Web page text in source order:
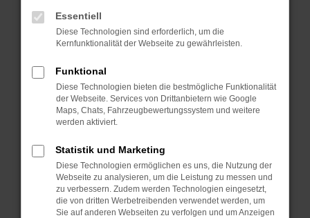
können das Laden bestimmter Seiten
verhindern. Funktioniert die Seite in einem
anderen Browser oder in einem privaten
Starte dein Gerät neu.
Das kann manchmal helfen, vorübergehende
Probleme zu beheben.
Betriebssystem auf dem neuesten Stand
sind.
Veraltete Software birgt nicht nur ein
Sicherheitsrisiko, sondern kann auch dazu
führen, dass bestimmte Funktionen nicht mehr
Essentiell
Diese Technologien sind erforderlich, um die
Kernfunktionalität der Webseite zu gewährleisten.
Funktional
Diese Technologien bieten die bestmögliche Funktionalität
der Webseite. Services von Drittanbietern wie Google
Maps, Chats, Fahrzeugbewertungssystem und weitere
werden aktiviert.
Statistik und Marketing
Diese Technologien ermöglichen es uns, die Nutzung der
Webseite zu analysieren, um die Leistung zu messen und
zu verbessern. Zudem werden Technologien eingesetzt,
die von dritten Werbetreibenden verwendet werden, um
Sie auf anderen Webseiten zu verfolgen und um Anzeigen